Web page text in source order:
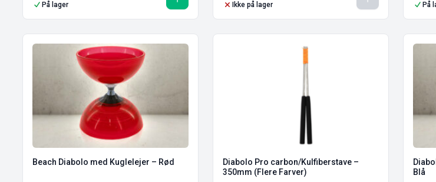
På lager Ikke på lager På
Beach Diabolo med Kuglelejer – Rød
Diabolo Pro carbon/Kulfiberstave –
350mm (Flere Farver)
Blå